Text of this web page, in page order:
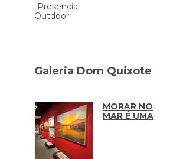
Presencial
Outdoor
Galeria Dom Quixote
MORAR NO
MAR É UMA